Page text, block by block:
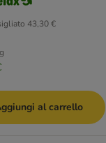
43,30 €
al carrello